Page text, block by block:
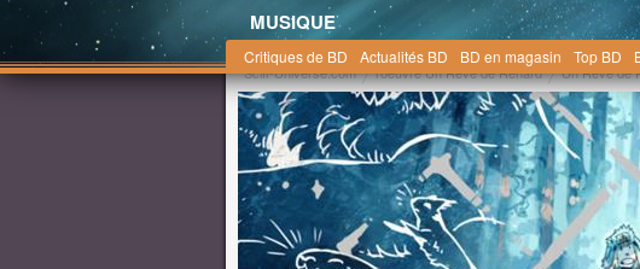
MUSIQUE
Critiques de BD Actualités BD BD en magasin Top BD
Scifi-Universe.com l'oeuvre Un Rêve de Renard Un Rêve de